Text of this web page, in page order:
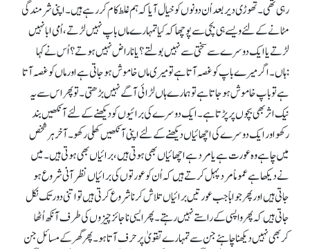
رہی تھی۔ تھوڑی دیر بعد اُن دونوں کو خیال آیا کہ ہم غلط کام کر رہے ہیں۔ اپنی شرمندگی
مٹانے کے لئے ویسے ہی بچی سے پوچھا کہ کیا تمہارے ماں باپ نہیں لڑتے، اُمی ابا نہیں
لڑتے یا ایک دوسرے سے سختی سے نہیں بولتے؟ یا ناراض نہیں ہوتے؟ اُس نے کہا
:ہاں۔ اگر میرے باپ کو غصہ آتا ہے تو میری ماں خاموش ہو جاتی ہے اور ماں کو غصہ آتا
ہے تو باپ خاموش ہو جاتاہے تو ہمارے ہاں لڑائی آگے نہیں بڑھتی۔ تو پھر اس سے یہ
نیک اثر بھی بچوں پر پڑتاہے۔ ایک دوسرے کی برائیوں کو دیکھنے کے لئے آنکھیں بند
رکھو اور ایک دوسرے کی اچھائیاں دیکھنے کے لئے اپنی آنکھیں کھلی رکھو۔ آخر ہر شخص
میں چاہے وہ عورت ہے یا مرد ہے اچھائیاں بھی ہوتی ہیں، برائیاں بھی ہوتی ہیں۔ میں
نے دیکھا ہے عموماً مرد پہل کرتے ہیں کہ اُن کو عورتوں کی برائیاں نظر آنی شروع ہو
جاتی ہیں اور پھر جواباً جب عورتیں برائیاں تلاش کرنا شروع کرتی ہیں تو اتنی دور تک نکل
جاتی ہیں کہ پھر واپسی کے راستے نہیں رہتے۔ پھر ایسی ناجائز چیزوں کی طرف آنکھ اُٹھا
کربھی نہیں دیکھنا چاہئے جن سے تمہارے تقویٰ پر حرف آتا ہو۔ پھر گھر کے مسائل جن